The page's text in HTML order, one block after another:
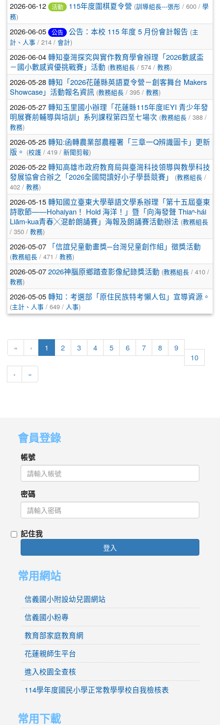
2026-06-12 活動 115年度圍棋夏令營 (訓導組長---張彤 / 600 / 學
務)
2026-06-05 公告 公告：本校 115 年度 5 月份會計報告 (主
計、人事 / 214 / 會計)
2026-06-04轉知臺灣探究與實作教育學會辦理「2026數感盃
－國小數感資優挑戰賽」活動 (教務組長 / 574 / 教務)
2026-05-28轉知「2026花蓮縣英語夏令營－創客舞台 Makers
Showcase」活動報名資訊 (教務組長 / 395 / 教務)
2026-05-27轉知玉里國小辦理「花蓮縣115年度IEYI 青少年發
明展賽前輔導與培訓」系列課程第四至七場次 (教務組長 / 388 /
教務)
2026-05-25轉知:函轉農業部農糧署「三章一Q辨識圖卡」更新
版。 (校護 / 419 / 新聞剪報)
2026-05-22轉知高雄市政府教育局與臺灣科技領導與教學科技
發展協會合辦之「2026全國閱讀好小子學藝競賽」
(教務組長 /
402 / 教務)
2026-05-15轉知國立臺東大學華語文學系辦理「第十五屆臺東
詩歌節——Hohaiyan！ Hold 海洋！」暨「向海發聲 Thiaⁿ-hái
Liām-kua青春╳混齡朗誦賽」海報及朗誦賽活動辦法 (教務組長
/ 350 / 教務)
2026-05-07 「信誼兒童動畫獎─台灣兒童創作組」徵獎活動
(教務組長 / 471 / 教務)
2026-05-072026神腦原鄉踏查影像紀錄獎活動 (教務組長 / 410 /
教務)
2026-05-05轉知：考選部「原住民族特考懶人包」宣導資源。
(主計、人事 / 649 / 人事)
« ‹ 1 (目前頁次)
2 3 4 5 6 7 8
9
10
› 下一頁
»
會員登錄
帳號
密碼
記住我
登入
常用網站
信義國小附設幼兒園網站
信義國小粉專
教育部家庭教育網
花蓮親師生平台
進入校園全查核
114學年度國民小學正常教學學校自我檢核表
常用下載